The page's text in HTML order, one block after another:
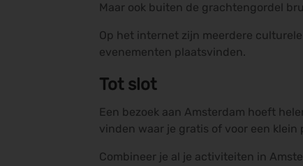
Maar ook buiten de grachtengordel
Op het internet zijn meerdere
evenementen plaatsvinden.
Tot slot
Een bezoek aan Amsterdam hoeft
vinden waar je gratis of voor een
Combineer je al je activiteiten in